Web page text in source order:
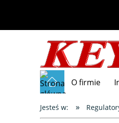
O firmie
Jesteś w: »